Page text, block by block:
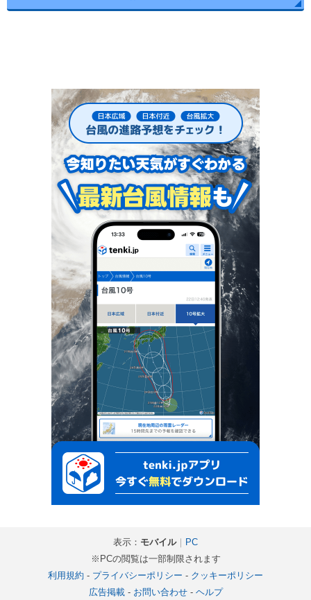
表示： モバイル｜ PC
※PCの閲覧は一部制限されます
利用規約 - プライバシーポリシー - クッキーポリシー
広告掲載- お問い合わせ- ヘルプ